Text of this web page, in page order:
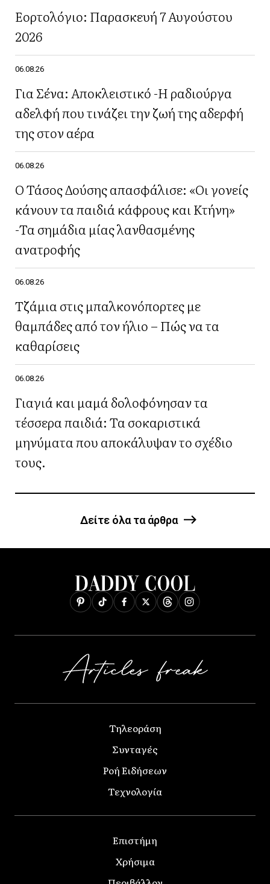
Εορτολόγιο: Παρασκευή 7 Αυγούστου
2026
06.08.26
Για Σένα: Αποκλειστικό -Η ραδιούργα
αδελφή που τινάζει την ζωή της αδερφή
της στον αέρα
06.08.26
Ο Τάσος Δούσης απασφάλισε: «Οι γονείς
κάνουν τα παιδιά κάφρους και Κτήνη»
-Τα σημάδια μίας λανθασμένης
ανατροφής
06.08.26
Τζάμια στις μπαλκονόπορτες με
θαμπάδες από τον ήλιο – Πώς να τα
καθαρίσεις
06.08.26
Γιαγιά και μαμά δολοφόνησαν τα
τέσσερα παιδιά: Τα σοκαριστικά
μηνύματα που αποκάλυψαν το σχέδιο
τους.
Δείτε όλα τα άρθρα
Τηλεοράση
Συνταγές
Ροή Ειδήσεων
Τεχνολογία
Επιστήμη
Χρήσιμα